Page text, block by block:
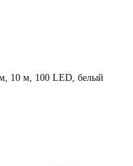
10 м, 100 LED, белый